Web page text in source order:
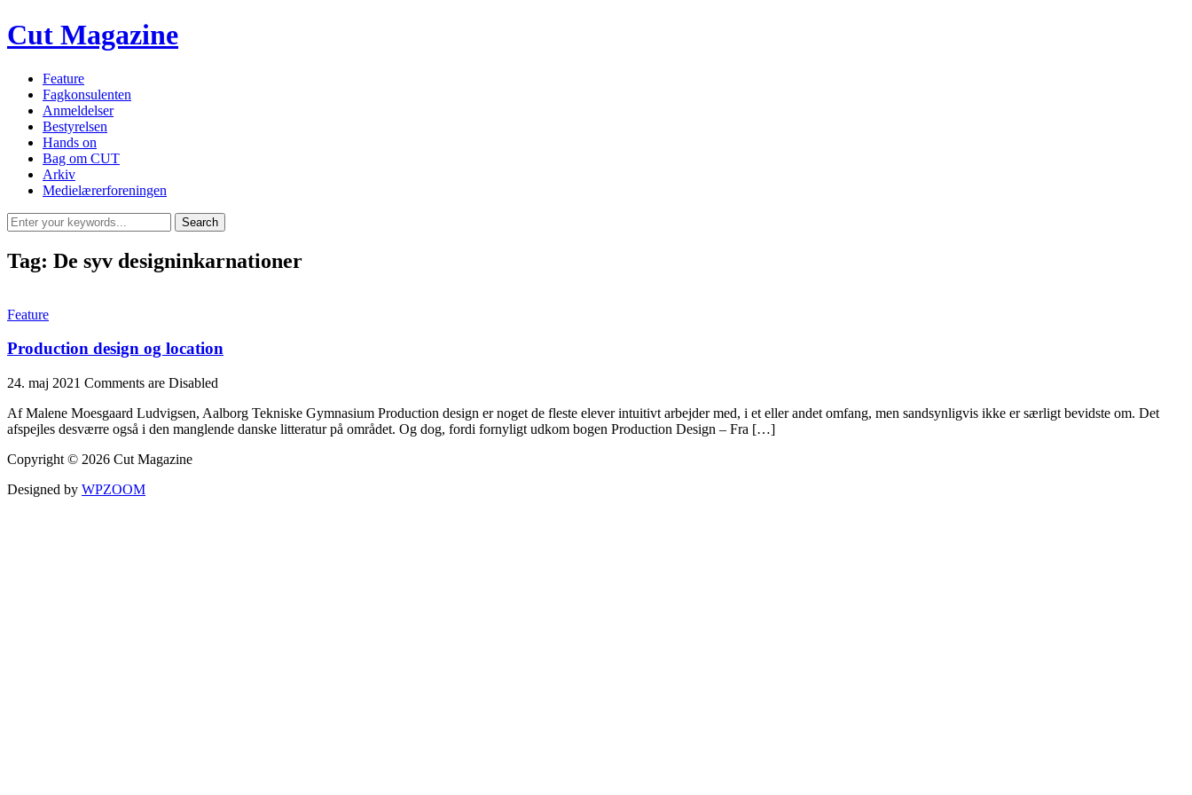
Cut Magazine
Feature
Fagkonsulenten
Anmeldelser
Bestyrelsen
Hands on
Bag om CUT
Arkiv
Medielærerforeningen
Tag: De syv designinkarnationer
Feature
Production design og location
24. maj 2021 Comments are Disabled
Af Malene Moesgaard Ludvigsen, Aalborg Tekniske Gymnasium Production design er noget de fleste elever intuitivt arbejder med, i et eller andet omfang, men sandsynligvis ikke er særligt bevidste om. Det
afspejles desværre også i den manglende danske litteratur på området. Og dog, fordi fornyligt udkom bogen Production Design – Fra […]
Copyright © 2026 Cut Magazine
Designed by WPZOOM